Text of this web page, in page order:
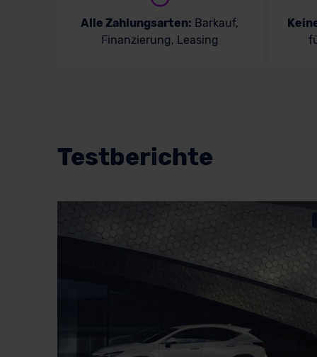
Alle Zahlungsarten: Barkauf,
Finanzierung, Leasing
Testberichte